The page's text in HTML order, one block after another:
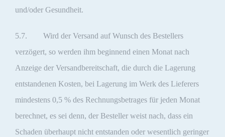
und/oder Gesundheit.
5.7. Wird der Versand auf Wunsch des Bestellers
verzögert, so werden ihm beginnend einen Monat nach
Anzeige der Versandbereitschaft, die durch die Lagerung
entstandenen Kosten, bei Lagerung im Werk des Lieferers
mindestens 0,5 % des Rechnungsbetrages für jeden Monat
berechnet, es sei denn, der Besteller weist nach, dass ein
Schaden überhaupt nicht entstanden oder wesentlich geringer